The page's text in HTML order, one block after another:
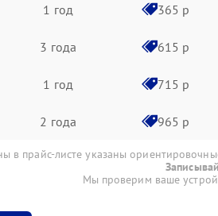
1 год 365 р
3 года 615 р
1 год 715 р
2 года 965 р
в прайс-листе указаны
Мы проверим ваше